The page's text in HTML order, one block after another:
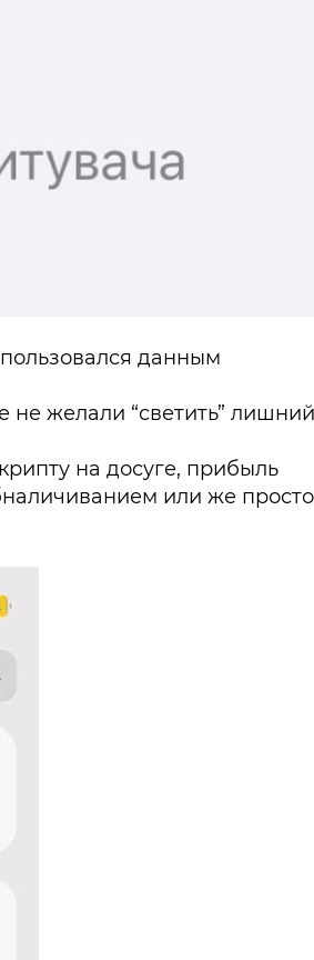
данным
не желали “светить”
на досуге, прибыль
или же